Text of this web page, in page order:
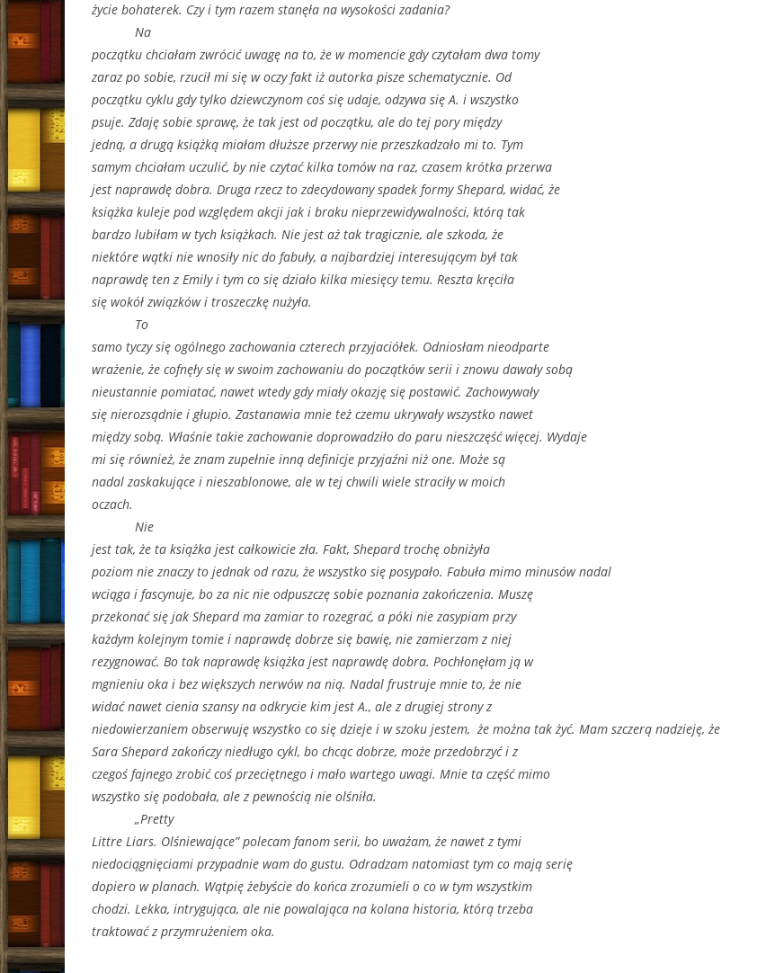
życie bohaterek. Czy i tym razem stanęła na wysokości zadania?
Na
początku chciałam zwrócić uwagę na to, że w momencie gdy czytałam dwa tomy
zaraz po sobie, rzucił mi się w oczy fakt iż autorka pisze schematycznie. Od
początku cyklu gdy tylko dziewczynom coś się udaje, odzywa się A. i wszystko
psuje. Zdaję sobie sprawę, że tak jest od początku, ale do tej pory między
jedną, a drugą książką miałam dłuższe przerwy nie przeszkadzało mi to. Tym
samym chciałam uczulić, by nie czytać kilka tomów na raz, czasem krótka przerwa
jest naprawdę dobra. Druga rzecz to zdecydowany spadek formy Shepard, widać, że
książka kuleje pod względem akcji jak i braku nieprzewidywalności, którą tak
bardzo lubiłam w tych książkach. Nie jest aż tak tragicznie, ale szkoda, że
niektóre wątki nie wnosiły nic do fabuły, a najbardziej interesującym był tak
naprawdę ten z Emily i tym co się działo kilka miesięcy temu. Reszta kręciła
się wokół związków i troszeczkę nużyła.
To
samo tyczy się ogólnego zachowania czterech przyjaciółek. Odniosłam nieodparte
wrażenie, że cofnęły się w swoim zachowaniu do początków serii i znowu dawały sobą
nieustannie pomiatać, nawet wtedy gdy miały okazję się postawić. Zachowywały
się nierozsądnie i głupio. Zastanawia mnie też czemu ukrywały wszystko nawet
między sobą. Właśnie takie zachowanie doprowadziło do paru nieszczęść więcej. Wydaje
mi się również, że znam zupełnie inną definicje przyjaźni niż one. Może są
nadal zaskakujące i nieszablonowe, ale w tej chwili wiele straciły w moich
oczach.
Nie
jest tak, że ta książka jest całkowicie zła. Fakt, Shepard trochę obniżyła
poziom nie znaczy to jednak od razu, że wszystko się posypało. Fabuła mimo minusów nadal
wciąga i fascynuje, bo za nic nie odpuszczę sobie poznania zakończenia. Muszę
przekonać się jak Shepard ma zamiar to rozegrać, a póki nie zasypiam przy
każdym kolejnym tomie i naprawdę dobrze się bawię, nie zamierzam z niej
rezygnować. Bo tak naprawdę książka jest naprawdę dobra. Pochłonęłam ją w
mgnieniu oka i bez większych nerwów na nią. Nadal frustruje mnie to, że nie
widać nawet cienia szansy na odkrycie kim jest A., ale z drugiej strony z
niedowierzaniem obserwuję wszystko co się dzieje i w szoku jestem, że można tak żyć. Mam szczerą nadzieję, że
Sara Shepard zakończy niedługo cykl, bo chcąc dobrze, może przedobrzyć i z
czegoś fajnego zrobić coś przeciętnego i mało wartego uwagi. Mnie ta część mimo
wszystko się podobała, ale z pewnością nie olśniła.
„Pretty
Littre Liars. Olśniewające” polecam fanom serii, bo uważam, że nawet z tymi
niedociągnięciami przypadnie wam do gustu. Odradzam natomiast tym co mają serię
dopiero w planach. Wątpię żebyście do końca zrozumieli o co w tym wszystkim
chodzi. Lekka, intrygująca, ale nie powalająca na kolana historia, którą trzeba
traktować z przymrużeniem oka.